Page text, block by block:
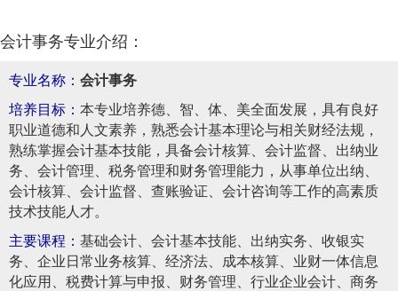
会计事务专业介绍：
专业名称： 会计事务
培养目标： 本专业培养德、智、体、美全面发展，具有良好
职业道德和人文素养，熟悉会计基本理论与相关财经法规，
熟练掌握会计基本技能，具备会计核算、会计监督、出纳业
务、会计管理、税务管理和财务管理能力，从事单位出纳、
会计核算、会计监督、查账验证、会计咨询等工作的高素质
技术技能人才。
主要课程： 基础会计、会计基本技能、出纳实务、收银实
务、企业日常业务核算、经济法、成本核算、业财一体信息
化应用、税费计算与申报、财务管理、行业企业会计、商务